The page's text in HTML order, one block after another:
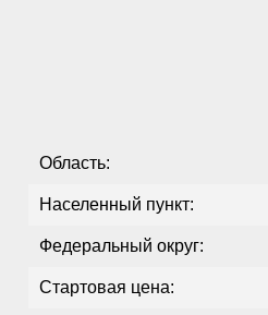
Область:
Населенный пункт:
Федеральный округ:
Стартовая цена: